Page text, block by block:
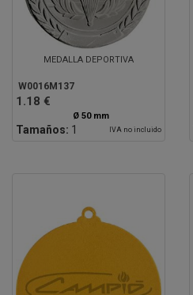
MEDALLA DEPORTIVA
W0016M137
1.18 €
Ø 50 mm
Tamaños: 1 IVA no incluido